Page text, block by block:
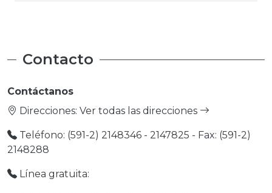
Contacto
Contáctanos
Direcciones: Ver todas las direcciones
Teléfono: (591-2) 2148346 - 2147825 - Fax: (591-2)
2148288
Línea gratuita: